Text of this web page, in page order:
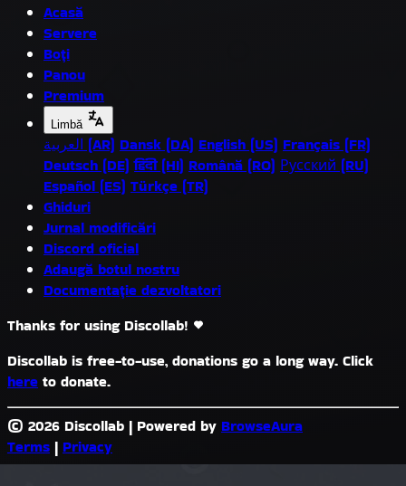
Acasă
Servere
Boți
Panou
Premium
Limbă
العربية (AR) Dansk (DA) English (US) Français (FR)
Deutsch (DE) हिंदी (HI) Română (RO) Русский (RU)
Español (ES) Türkçe (TR)
Ghiduri
Jurnal modificări
Discord oficial
Adaugă botul nostru
Documentație dezvoltatori
Thanks for using Discollab!
Discollab is free-to-use, donations go a long way. Click
here to donate.
© 2026 Discollab | Powered by BrowseAura
Terms | Privacy